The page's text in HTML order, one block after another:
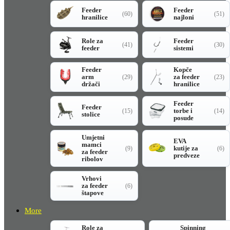
Feeder
hranilice
(60)
Feeder
najloni
(51)
Role za
feeder
(41)
Feeder
sistemi
(30)
Feeder
arm
držači
(29)
Kopče
za feeder
hranilice
(23)
Feeder
stolice
(15)
Feeder
torbe i
posude
(14)
Umjetni
mamci
za feeder
ribolov
(9)
EVA
kutije za
predveze
(6)
Vrhovi
za feeder
štapove
(6)
More
Role za
Spinning